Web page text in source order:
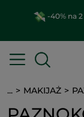
-40% na
... MAKIJAŻ